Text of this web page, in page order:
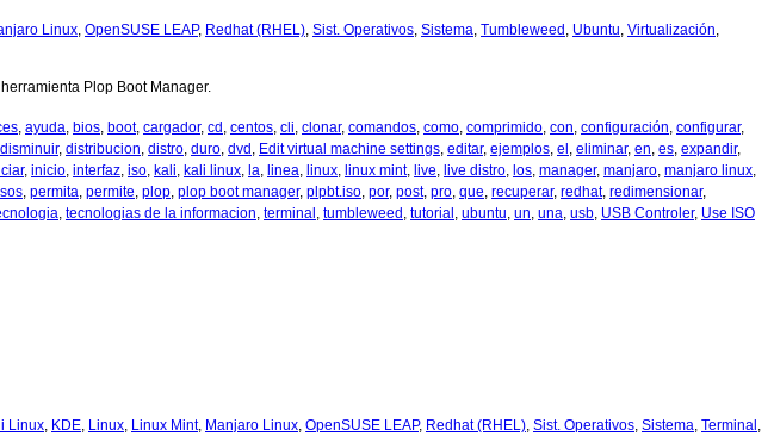
Linux, OpenSUSE LEAP, Redhat (RHEL), Sist. Operativos, Sistema, Tumbleweed , Ubuntu, Virtualización,
Plop Boot Manager.
, ayuda, bios, boot, cargador, cd , centos, cli, clonar, comandos, como, comprimido, con, configuración, configurar,
disminuir, distribucion, distro, duro, dvd , Edit virtual machine settings, editar, ejemplos, el , eliminar, en, es, expandir,
, inicio, interfaz, iso, kali, kali linux, la, linea, linux, linux mint, live, live distro, los, manager, manjaro, manjaro linux,
, permita, permite, plop, plop boot manager, plpbt.iso, por, post, pro, que, recuperar, redhat, redimensionar,
, tecnologias de la informacion, terminal , tumbleweed , tutorial , ubuntu, un, una, usb, USB Controler, Use ISO
Linux, KDE, Linux, Linux Mint, Manjaro Linux, OpenSUSE LEAP, Redhat (RHEL), Sist. Operativos, Sistema, Terminal ,